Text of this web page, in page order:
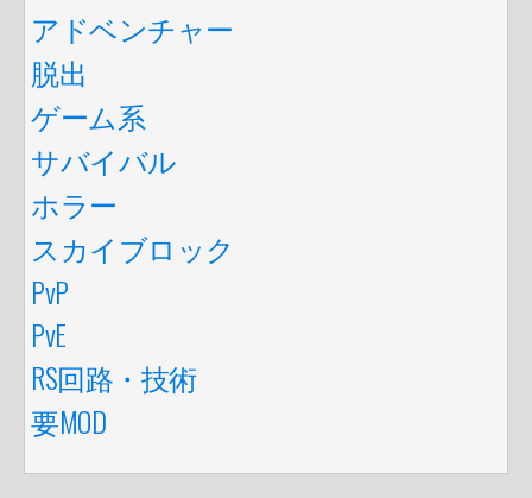
アドベンチャー
脱出
ゲーム系
サバイバル
ホラー
スカイブロック
PvP
PvE
RS回路・技術
要MOD